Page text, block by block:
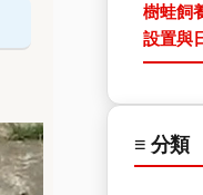
樹蛙飼
設置與
≡ 分類